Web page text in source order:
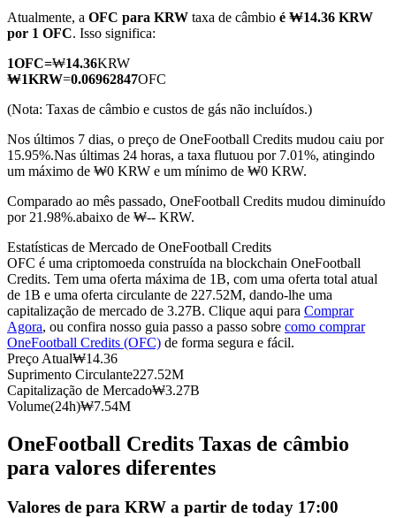
Derivativos de ações, câmbio, metais preciosos e commodities
Futuros usando USDC como garantia
Copiar Trading
Atualmente, a OFC para KRW taxa de câmbio é ₩14.36 KRW
por 1 OFC. Isso significa:
1OFC=₩14.36KRW
₩1KRW=0.06962847OFC
(Nota: Taxas de câmbio e custos de gás não incluídos.)
Nos últimos 7 dias, o preço de OneFootball Credits mudou caiu por
15.95%.Nas últimas 24 horas, a taxa flutuou por 7.01%, atingindo
um máximo de ₩0 KRW e um mínimo de ₩0 KRW.
Comparado ao mês passado, OneFootball Credits mudou diminuído
por 21.98%.abaixo de ₩-- KRW.
Estatísticas de Mercado de OneFootball Credits
OFC é uma criptomoeda construída na blockchain OneFootball
Credits. Tem uma oferta máxima de 1B, com uma oferta total atual
de 1B e uma oferta circulante de 227.52M, dando-lhe uma
capitalização de mercado de 3.27B. Clique aqui para Comprar
Agora, ou confira nosso guia passo a passo sobre como comprar
OneFootball Credits (OFC) de forma segura e fácil.
Preço Atual₩14.36
Suprimento Circulante227.52M
Capitalização de Mercado₩3.27B
Volume(24h)₩7.54M
OneFootball Credits Taxas de câmbio
para valores diferentes
Valores de para KRW a partir de today 17:00